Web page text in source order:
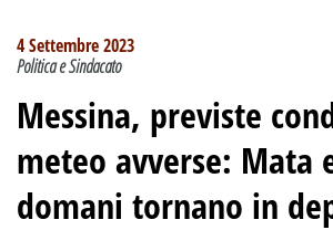
4 Settembre 2023
Politica e Sindacato
Messina, previste
meteo avverse: Mata
domani tornano in